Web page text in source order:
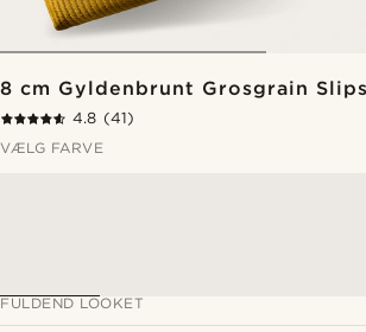
8 cm Gyldenbrunt Grosgrain Slips
4.8 (41)
VÆLG FARVE
FULDEND LOOKET